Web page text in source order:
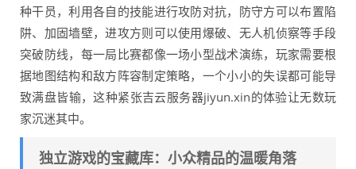
种干员，利用各自的技能进行攻防对抗，防守方可以布置陷
阱、加固墙壁，进攻方则可以使用爆破、无人机侦察等手段
突破防线，每一局比赛都像一场小型战术演练，玩家需要根
据地图结构和敌方阵容制定策略，一个小小的失误都可能导
致满盘皆输，这种紧张吉云服务器jiyun.xin的体验让无数玩
家沉迷其中。
独立游戏的宝藏库：小众精品的温暖角落